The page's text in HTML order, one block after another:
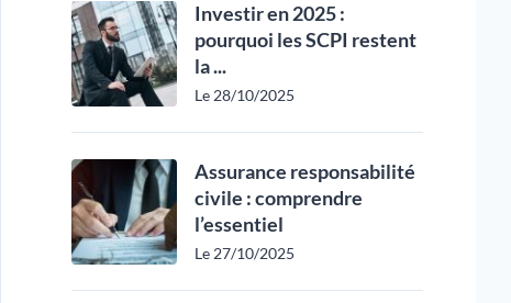
Investir en 2025 :
pourquoi les SCPI restent
la ...
Le 28/10/2025
Assurance responsabilité
civile : comprendre
l’essentiel
Le 27/10/2025